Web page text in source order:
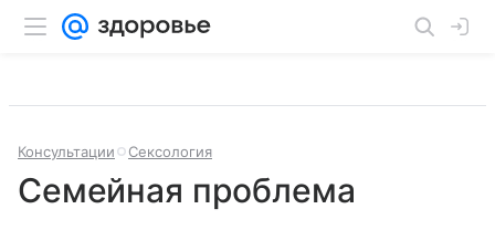
Консультации Сексология
Семейная проблема